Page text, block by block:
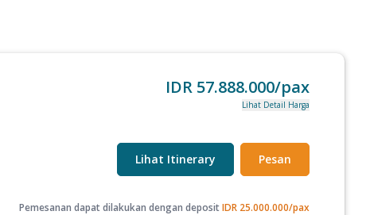
IDR 57.888.000/pax
Lihat Detail Harga
Lihat Itinerary Pesan
Pemesanan dapat dilakukan dengan depositIDR 25.000.000/pax